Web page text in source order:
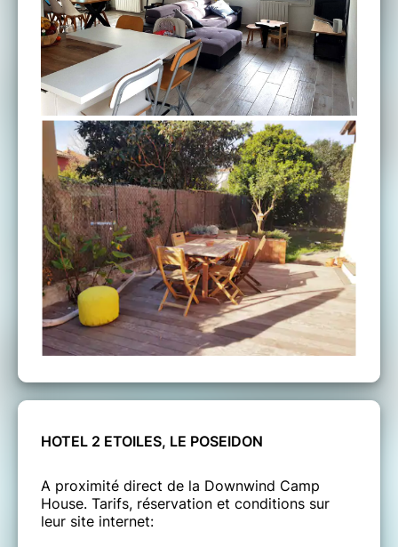
HOTEL 2 ETOILES, LE POSEIDON
A proximité direct de la Downwind Camp
House. Tarifs, réservation et conditions sur
leur site internet: